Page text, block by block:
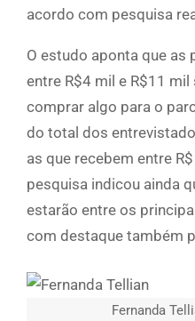
acordo com pesquisa
O estudo aponta que as
entre R$4 mil e R$11
comprar algo para o
do total dos
as que recebem entre
pesquisa indicou ainda
estarão entre os
com destaque também
Fernanda